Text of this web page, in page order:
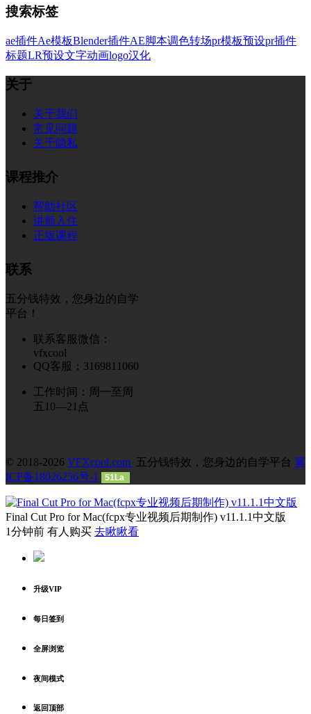
搜索标签
ae插件Ae模板Blender插件AE脚本调色转场pr模板预设pr插件
标题LR预设文字动画logo汉化
关于
关于我们
常见问题
关于隐私
课程推介
帮助社区
讲师入住
正版课程
联系
五分钱特效，您身边的自学
平台！
联系客服微信：
vfxcool
QQ客服：3169811060
工作时间：周一至周
五10—21点
© 2018-2026 VFXcool.com 五分钱特效，您身边的自学平台 冀
ICP备18026256号-1
51La
Final Cut Pro for Mac(fcpx专业视频后期制作) v11.1.1中文版
1分钟前 有人购买 去瞅瞅看
升级VIP
每日签到
全屏浏览
夜间模式
返回顶部